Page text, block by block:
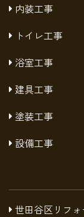
内装工事
トイレ工事
浴室工事
建具工事
塗装工事
設備工事
世田谷区リフォ